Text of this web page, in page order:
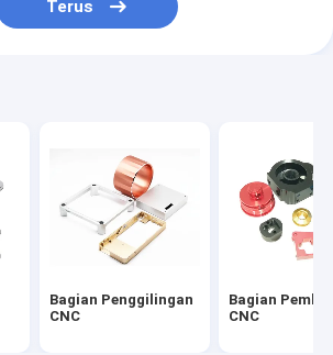
CNC
Terus
Bagian Penggilingan
CNC
Bagian
CNC